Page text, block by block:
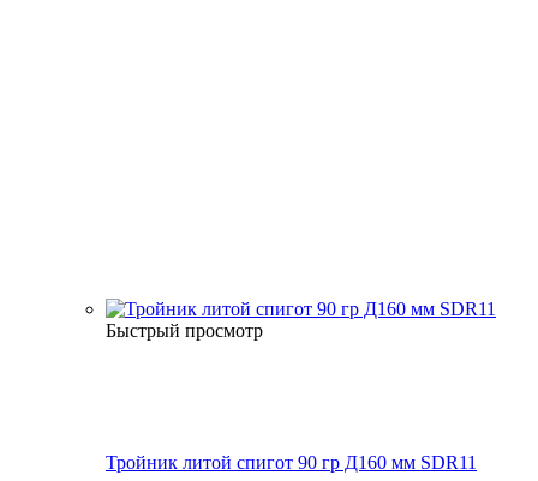
Быстрый просмотр
Тройник литой спигот 90 гр Д160 мм SDR11